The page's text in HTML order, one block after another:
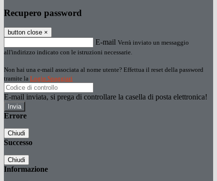
Recupero password
button close ×
E-mail Verrà inviato un messaggio
all'indirizzo indicato con le istruzioni necessarie.
Non hai una e-mail associata al nome utente? Effettua il reset della password
tramite la Login Spaggiari
E-mail inviata, si prega di controllare la casella di posta elettronica!
Errore
Chiudi
Successo
Chiudi
Informazione